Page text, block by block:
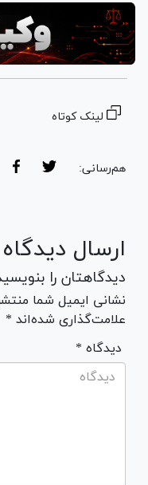
لینک کوتاه
هم‌رسانی:
ارسال دیدگاه
دیدگاهتان را
نشانی ایمیل شما
علامت‌گذاری شده‌اند *
* دیدگاه